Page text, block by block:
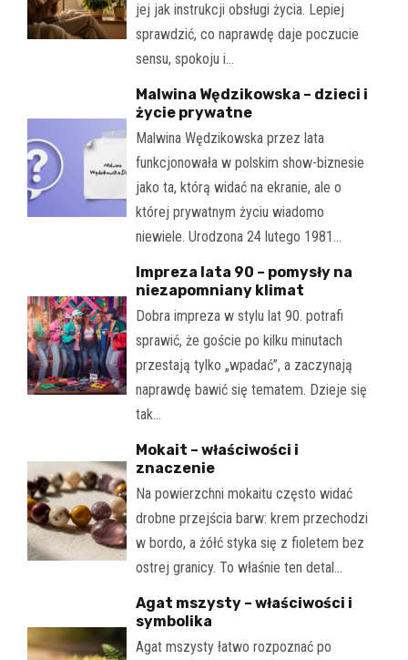
jej jak instrukcji obsługi życia. Lepiej
sprawdzić, co naprawdę daje poczucie
sensu, spokoju i…
Malwina Wędzikowska – dzieci i
życie prywatne
Malwina Wędzikowska przez lata
funkcjonowała w polskim show-biznesie
jako ta, którą widać na ekranie, ale o
której prywatnym życiu wiadomo
niewiele. Urodzona 24 lutego 1981…
Impreza lata 90 – pomysły na
niezapomniany klimat
Dobra impreza w stylu lat 90. potrafi
sprawić, że goście po kilku minutach
przestają tylko „wpadać”, a zaczynają
naprawdę bawić się tematem. Dzieje się
tak…
Mokait – właściwości i
znaczenie
Na powierzchni mokaitu często widać
drobne przejścia barw: krem przechodzi
w bordo, a żółć styka się z fioletem bez
ostrej granicy. To właśnie ten detal…
Agat mszysty – właściwości i
symbolika
Agat mszysty łatwo rozpoznać po